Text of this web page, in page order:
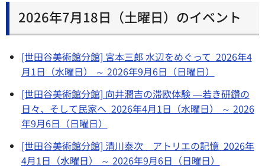
2026年7月18日（土曜日）のイベント
[世田谷美術館分館] 宮本三郎 水辺をめぐって 2026年4
月1日（水曜日） ～ 2026年9月6日（日曜日）
[世田谷美術館分館] 向井潤吉の滞欧体験 ―若き研鑽の
日々、そして民家へ 2026年4月1日（水曜日） ～ 2026
年9月6日（日曜日）
[世田谷美術館分館] 清川泰次 アトリエの記憶 2026年
4月1日（水曜日） ～ 2026年9月6日（日曜日）